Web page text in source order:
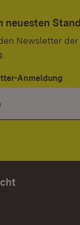
neuesten Stand
Newsletter der
Anmeldung